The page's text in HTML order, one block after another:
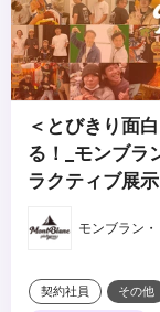
＜とびきり面
る！_モンブラ
ラクティブ展
モンブラン
契約社員 その他